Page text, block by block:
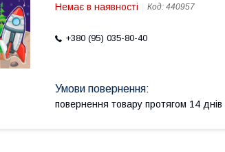
Немає в наявності Код: 440957
+380 (95) 035-80-40
повернення товару протягом 14 днів